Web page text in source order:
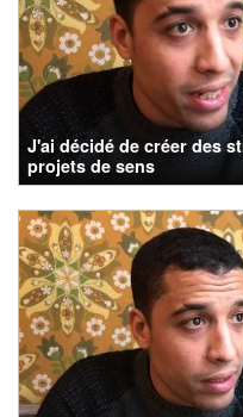
J'ai décidé de créer des
projets de sens